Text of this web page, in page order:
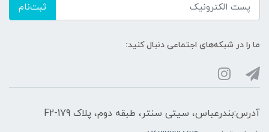
ثبت‌نام
ما را در شبکه‌های اجتماعی دنبال کنید:
آدرس:بندرعباس، سیتی سنتر، طبقه دوم، پلاک F2-179